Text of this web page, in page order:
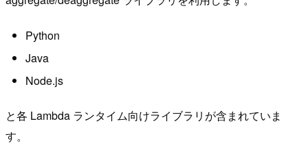
Python
Java
Node.js
と各 Lambda ランタイム向けライブラリが含まれていま
す。